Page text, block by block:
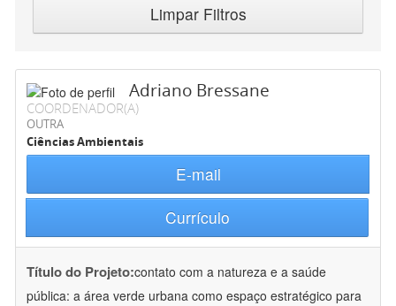
Limpar Filtros
Adriano Bressane
COORDENADOR(A)
OUTRA
Ciências Ambientais
E-mail
Currículo
Título do Projeto:contato com a natureza e a saúde
pública: a área verde urbana como espaço estratégico para